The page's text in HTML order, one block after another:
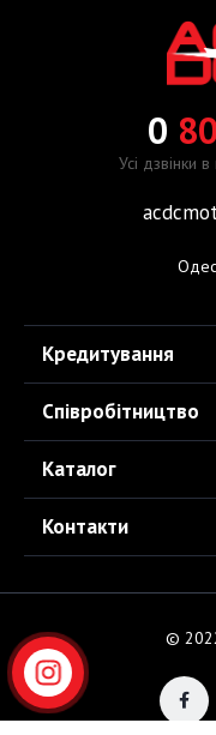
0
Усі дзвінки
Кредитування
Співробітництво
Каталог
Контакти
©